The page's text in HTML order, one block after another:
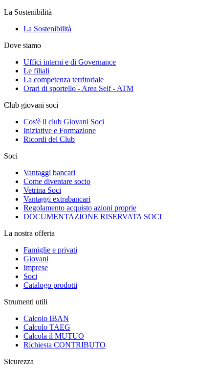
La Sostenibilità
La Sostenibilità
Dove siamo
Uffici interni e di Governance
Le filiali
La competenza territoriale
Orari di sportello - Area Self - ATM
Club giovani soci
Cos'è il club Giovani Soci
Iniziative e Formazione
Ricordi del Club
Soci
Vantaggi bancari
Come diventare socio
Vetrina Soci
Vantaggi extrabancari
Regolamento acquisto azioni proprie
DOCUMENTAZIONE RISERVATA SOCI
La nostra offerta
Famiglie e privati
Giovani
Imprese
Soci
Catalogo prodotti
Strumenti utili
Calcolo IBAN
Calcolo TAEG
Calcola il MUTUO
Richiesta CONTRIBUTO
Sicurezza